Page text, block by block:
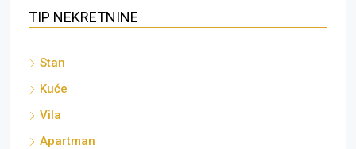
TIP NEKRETNINE
Stan
Kuće
Vila
Apartman